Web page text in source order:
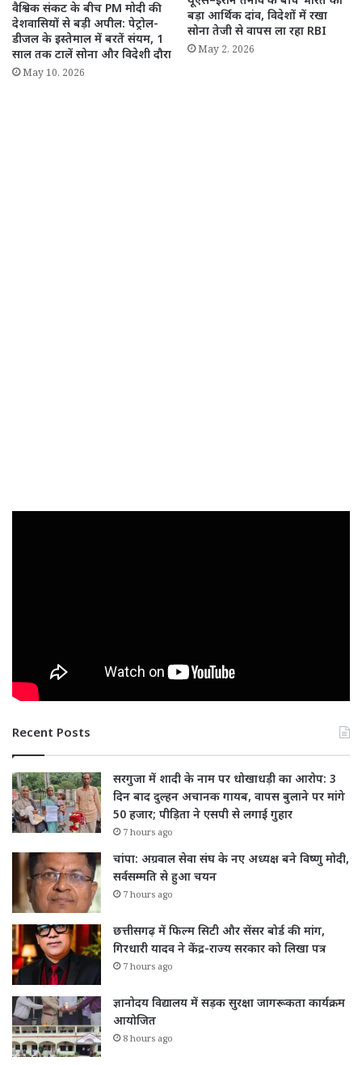
वैश्विक संकट के बीच PM मोदी की
देशवासियों से बड़ी अपील: पेट्रोल-
डीजल के इस्तेमाल में बरतें संयम, 1
साल तक टालें सोना और विदेशी दौरा
May 10, 2026
बड़ा आर्थिक दांव, विदेशों में रखा
सोना तेजी से वापस ला रहा RBI
May 2, 2026
Recent Posts
सरगुजा में शादी के नाम पर धोखाधड़ी का आरोप: 3
दिन बाद दुल्हन अचानक गायब, वापस बुलाने पर मांगे
50 हजार; पीड़िता ने एसपी से लगाई गुहार
7 hours ago
चांपा: अग्रवाल सेवा संघ के नए अध्यक्ष बने विष्णु मोदी,
सर्वसम्मति से हुआ चयन
7 hours ago
छत्तीसगढ़ में फिल्म सिटी और सेंसर बोर्ड की मांग,
गिरधारी यादव ने केंद्र-राज्य सरकार को लिखा पत्र
7 hours ago
ज्ञानोदय विद्यालय में सड़क सुरक्षा जागरूकता कार्यक्रम
आयोजित
8 hours ago